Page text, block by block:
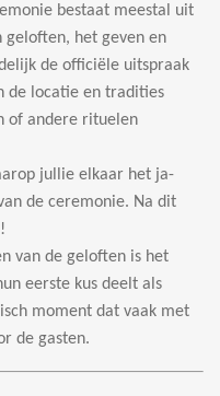
bestaat meestal uit
geloften, het geven en
de officiële uitspraak
de locatie en tradities
of andere rituelen
jullie elkaar het ja-
de ceremonie. Na dit
van de geloften is het
eerste kus deelt als
moment dat vaak met
de gasten.